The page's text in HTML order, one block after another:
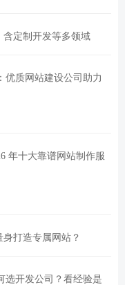
含定制开发等多领域
优质网站建设公司助力
年十大靠谱网站制作服
打造专属网站？
选开发公司？看经验是